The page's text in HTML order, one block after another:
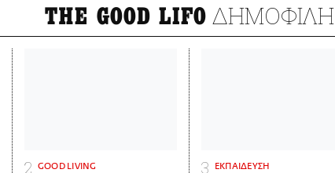
THE GOOD LIFO ΔΗΜΟΦΙΛΗ
GOOD LIVING ΕΚΠΑΙΔΕΥΣΗ